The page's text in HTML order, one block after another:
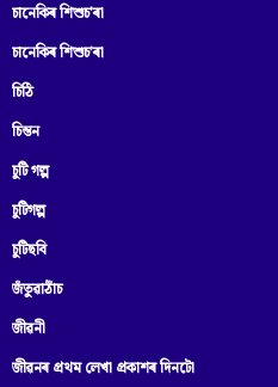
চানেকিৰ শিশুচ'ৰা
চানেকিৰ শিশুচ’ৰা
চিঠি
চিন্তন
চুটি গল্প
চুটিগল্প
চুটিছবি
জঁতুৱাঠাঁচ
জীৱনী
জীৱনৰ প্ৰথম লেখা প্ৰকাশৰ দিনটো